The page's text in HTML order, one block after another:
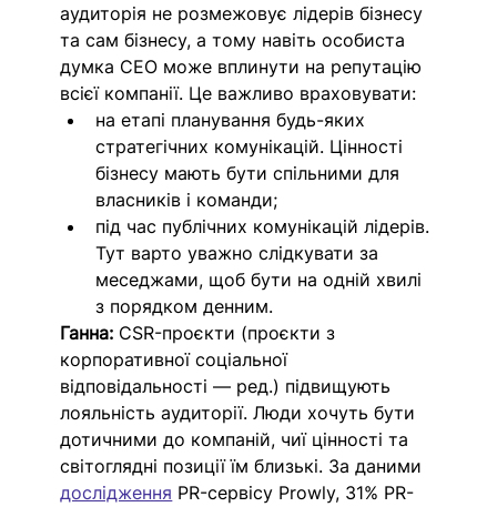
аудиторія не розмежовує лідерів бізнесу
та сам бізнесу, а тому навіть особиста
думка СЕО може вплинути на репутацію
всієї компанії. Це важливо враховувати:
на етапі планування будь-яких
стратегічних комунікацій. Цінності
бізнесу мають бути спільними для
власників і команди;
під час публічних комунікацій лідерів.
Тут варто уважно слідкувати за
меседжами, щоб бути на одній хвилі
з порядком денним.
Ганна: CSR-проєкти (проєкти з
корпоративної соціальної
відповідальності — ред.) підвищують
лояльність аудиторії. Люди хочуть бути
дотичними до компаній, чиї цінності та
світоглядні позиції їм близькі. За даними
дослідження PR-сервісу Prowly, 31% PR-